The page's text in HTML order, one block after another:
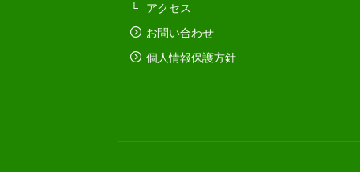
アクセス
お問い合わせ
個人情報保護方針